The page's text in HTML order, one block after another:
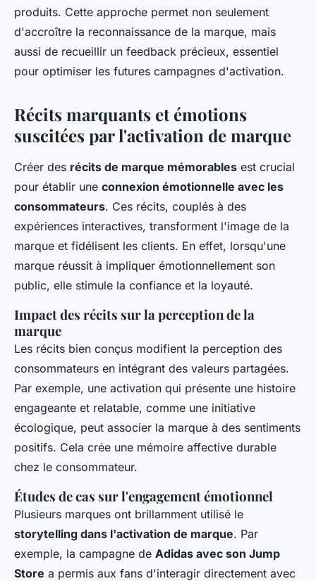
produits. Cette approche permet non seulement
d'accroître la reconnaissance de la marque, mais
aussi de recueillir un feedback précieux, essentiel
pour optimiser les futures campagnes d'activation.
Récits marquants et émotions
suscitées par l'activation de marque
Créer des récits de marque mémorables est crucial
pour établir une connexion émotionnelle avec les
consommateurs. Ces récits, couplés à des
expériences interactives, transforment l'image de la
marque et fidélisent les clients. En effet, lorsqu'une
marque réussit à impliquer émotionnellement son
public, elle stimule la confiance et la loyauté.
Impact des récits sur la perception de la
marque
Les récits bien conçus modifient la perception des
consommateurs en intégrant des valeurs partagées.
Par exemple, une activation qui présente une histoire
engageante et relatable, comme une initiative
écologique, peut associer la marque à des sentiments
positifs. Cela crée une mémoire affective durable
chez le consommateur.
Études de cas sur l'engagement émotionnel
Plusieurs marques ont brillamment utilisé le
storytelling dans l'activation de marque. Par
exemple, la campagne de Adidas avec son Jump
Store a permis aux fans d'interagir directement avec